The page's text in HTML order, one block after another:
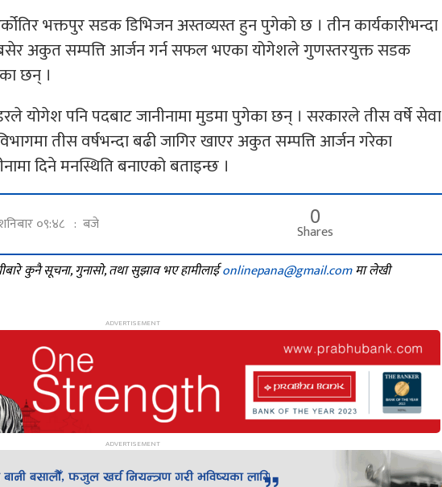
भक्तपुर सडक डिभिजन अस्तव्यस्त हुन पुगेको छ । तीन कार्यकारीभन्दा
अकुत सम्पत्ति आर्जन गर्न सफल भएका योगेशले गुणस्तरयुक्त सडक
छन् ।
योगेश पनि पदबाट जानीनामा मुडमा पुगेका छन् । सरकारले तीस वर्षे सेवा
तीस वर्षभन्दा बढी जागिर खाएर अकुत सम्पत्ति आर्जन गरेका
दिने मनस्थिति बनाएको बताइन्छ ।
शनिबार ०९:४८ : बजे 0
Shares
कुनै सूचना, गुनासो, तथा सुझाव भए हामीलाईonlinepana@gmail.comमा लेखी